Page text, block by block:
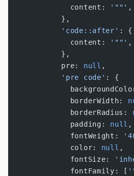
              content:
'""' ,
            },
            'code::after'
: {
              content:
'""' ,
            },
            pre:
null ,
            'pre code'
: {
              borderWidth:
              borderRadius:
              padding:
null ,
              fontWeight:
              color:
null ,
              fontSize:
              fontFamily: [